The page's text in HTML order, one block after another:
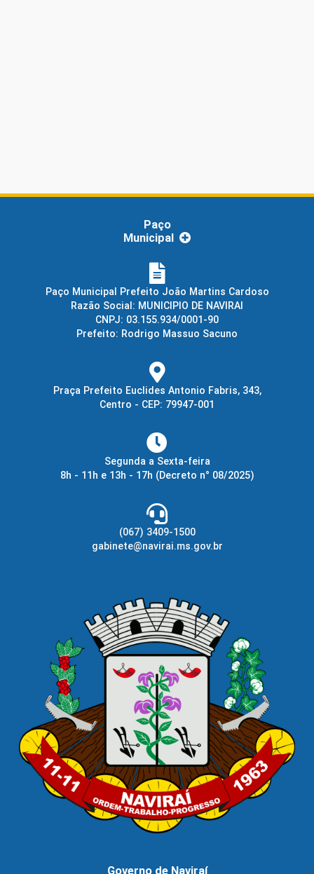
Paço
Municipal
Paço Municipal Prefeito João Martins Cardoso
Razão Social: MUNICIPIO DE NAVIRAI
CNPJ: 03.155.934/0001-90
Prefeito: Rodrigo Massuo Sacuno
Praça Prefeito Euclides Antonio Fabris, 343,
Centro - CEP: 79947-001
Segunda a Sexta-feira
8h - 11h e 13h - 17h (Decreto n° 08/2025)
(067) 3409-1500
gabinete@navirai.ms.gov.br
Governo de Naviraí